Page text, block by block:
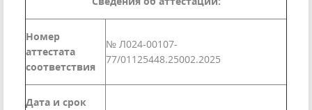
Номер
аттестата
соответствия
№ Л024-00107-
77/01125448.25002.2025
Дата и срок